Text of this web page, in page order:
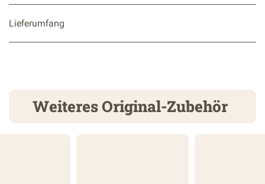
Lieferumfang
Weiteres Original-Zubehör